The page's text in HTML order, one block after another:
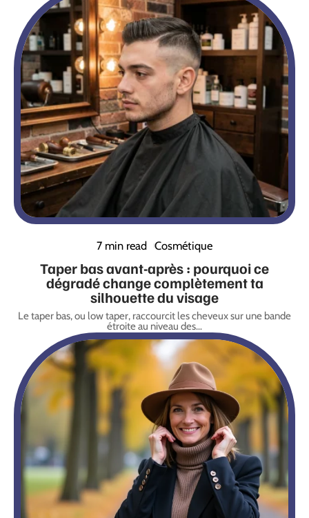
7 min read Cosmétique
Taper bas avant-après : pourquoi ce
dégradé change complètement ta
silhouette du visage
Le taper bas, ou low taper, raccourcit les cheveux sur une bande
étroite au niveau des…